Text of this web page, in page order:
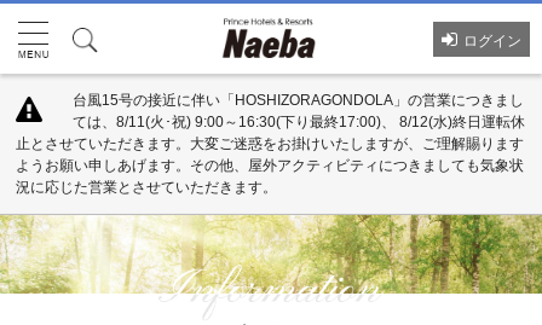
ログイン
台風15号の接近に伴い「HOSHIZORAGONDOLA」の営業につきまし
ては、8/11(火･祝) 9:00～16:30(下り最終17:00)、 8/12(水)終日運転休
止とさせていただきます。大変ご迷惑をお掛けいたしますが、ご理解賜ります
ようお願い申しあげます。その他、屋外アクティビティにつきましても気象状
況に応じた営業とさせていただきます。